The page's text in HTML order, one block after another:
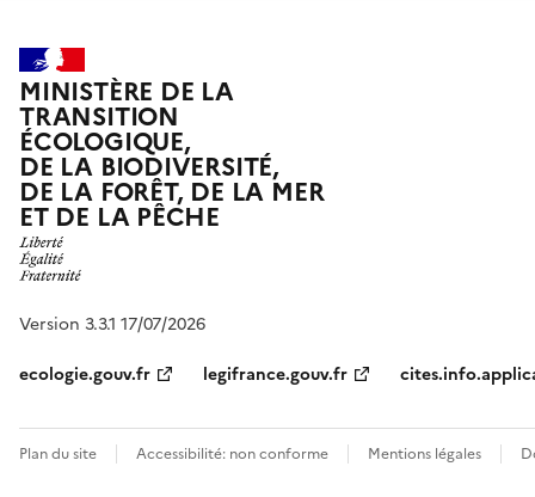
MINISTÈRE DE LA
TRANSITION
ÉCOLOGIQUE,
DE LA BIODIVERSITÉ,
DE LA FORÊT, DE LA MER
ET DE LA PÊCHE
Version 3.3.1 17/07/2026
ecologie.gouv.fr
legifrance.gouv.fr
Plan du site Accessibilité: non conforme Mentions légales